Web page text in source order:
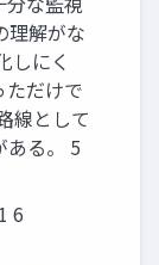
理解がな
しにく
ただけで
線として
ある。 5
6